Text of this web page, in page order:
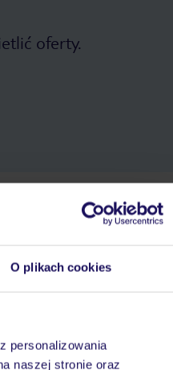
O plikach cookies
personalizowania
naszej stronie oraz
oferty.
krajach